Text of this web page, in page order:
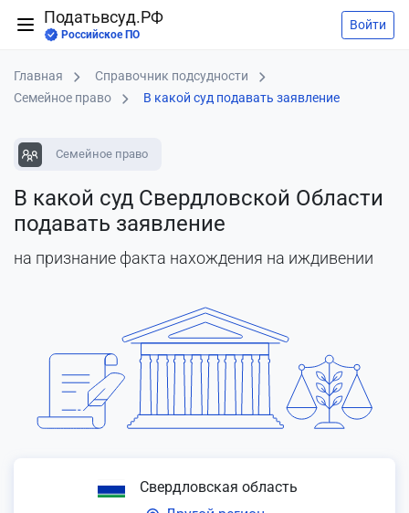
Податьвсуд.РФ
Российское ПО
Войти
Главная
Справочник подсудности
Семейное право
В какой суд подавать заявление
Семейное право
В какой суд Свердловской Области
подавать заявление
на признание факта нахождения на иждивении
Свердловская область